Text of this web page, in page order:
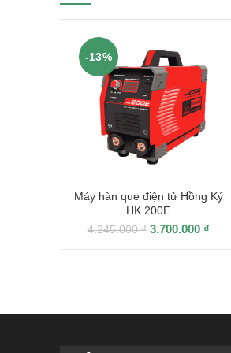
-13%
Máy hàn que điện tử Hồng Ký
HK 200E
4.245.000₫ 3.700.000 ₫